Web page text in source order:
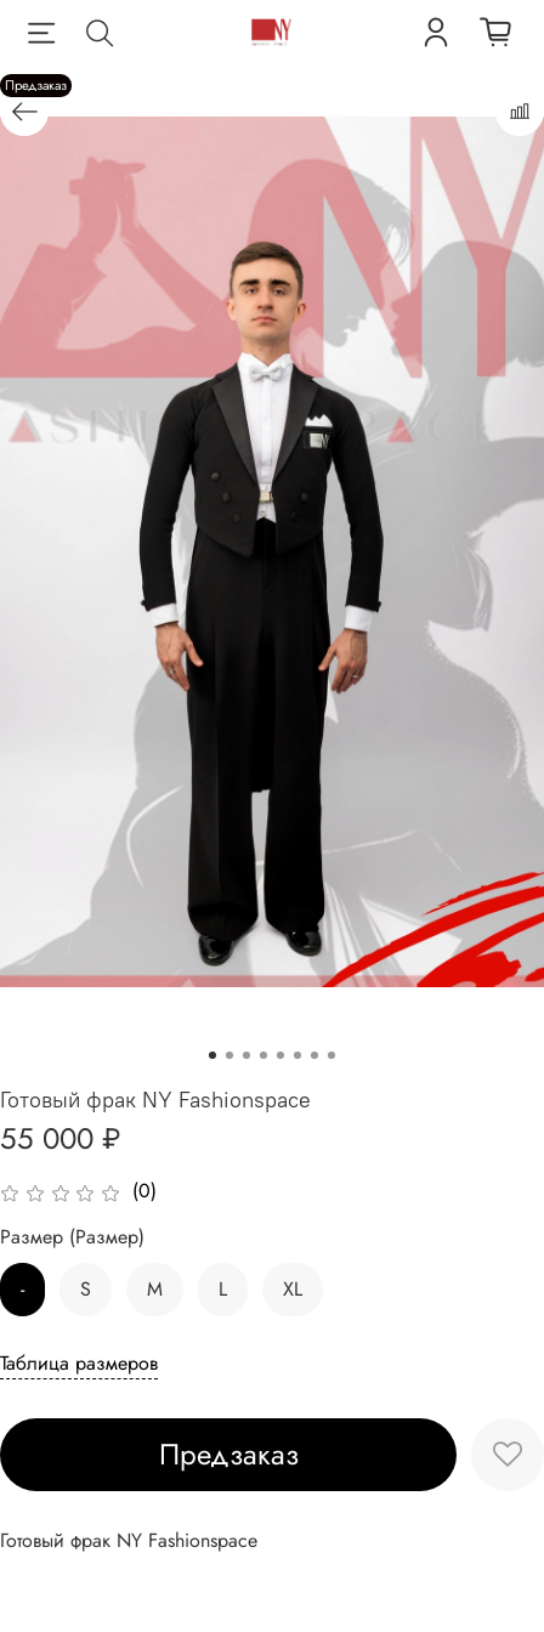
Предзаказ
(0)
Готовый фрак NY Fashionspace
55 000 ₽
Таблица размеров
Предзаказ
Размер (Размер)
-
S M L XL
Готовый фрак NY Fashionspace